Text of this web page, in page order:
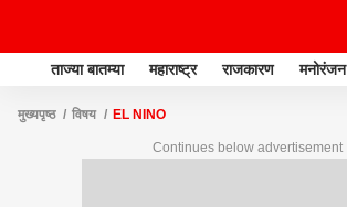
ताज्या बातम्या महाराष्ट्र राजकारण मनोरंजन
मुख्यपृष्ठ विषय EL NINO
Continues below advertisement